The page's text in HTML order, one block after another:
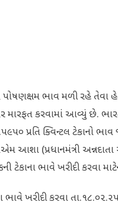
પોષણક્ષમ ભાવ મળી રહે
મારફત કરવામાં આવ્યું છે.
પ્રતિ ક્વિન્ટલ ટેકાનો
આશા (પ્રધાનમંત્રી
ભાવે ખરીદી કરવા
ખરીદી કરવા